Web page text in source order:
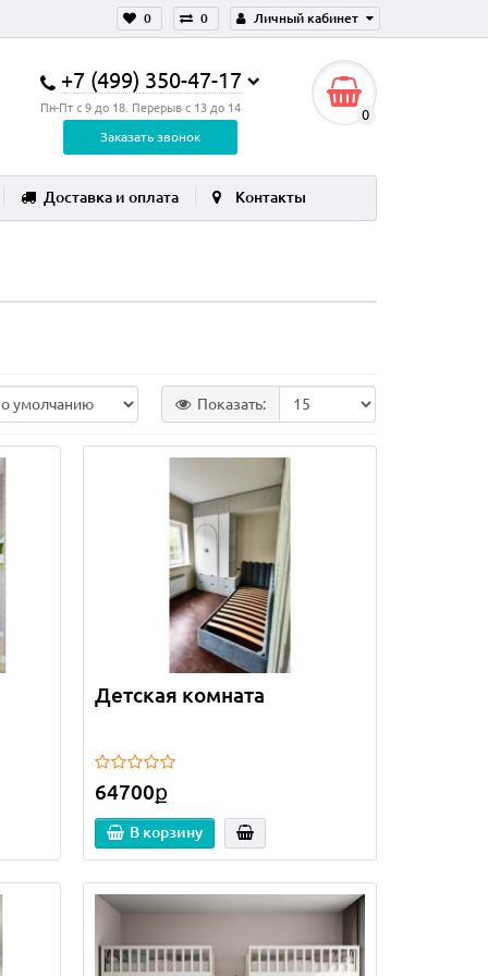
Личный кабинет
0
0
+7 (499) 350-47-17
Пн-Пт с 9 до 18. Перерыв с 13 до 14
Заказать звонок
0
Доставка и оплата Контакты
Показать:
Детская комната
64700ք
В корзину